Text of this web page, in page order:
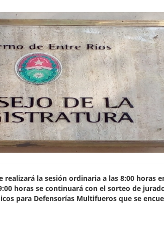
la sesión ordinaria a las 8:00 horas
horas se continuará con el sorteo de
para Defensorí­as Multifueros que se